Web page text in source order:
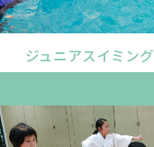
ジュニアスイミング